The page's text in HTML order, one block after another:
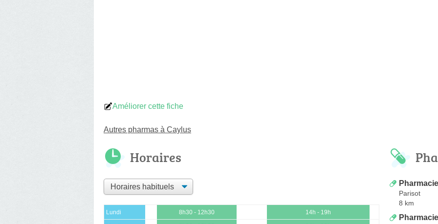
Améliorer cette fiche
Autres pharmas à Caylus
Horaires
Lundi 8h30 - 12h30 14h - 19h
Parisot
8 km